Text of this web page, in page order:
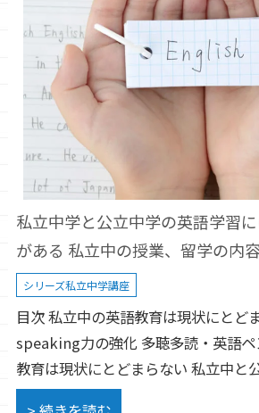
私立中学と公立中学の英語学習
がある 私立中の授業、留学の内
シリーズ私立中学講座
目次 私立中の英語教育は現状にとど
speaking力の強化 多聴多読・英語
教育は現状にとどまらない 私立中と